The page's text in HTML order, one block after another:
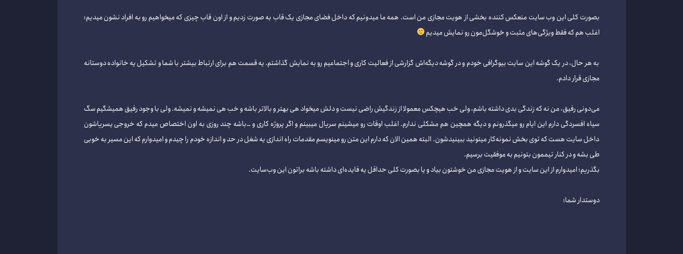
بصورت کلی این وب سایت منعکس کننده بخشی از هویت مجازی من است. همه ما میدونیم که داخل فضای مجازی یک قاب به صورت زدیم و از اون قاب چیزی که میخواهیم رو به افراد نشون میدیم؛
اغلب هم که فقط ویژگی‌های مثبت و خوشگل‌مون رو نمایش میدیم
به هر حال، در یک گوشه این سایت بیوگرافی خودم و در گوشه دیگه‌اش گزارشی از فعالیت کاری و اجتماعیم رو به نمایش گذاشتم. یه قسمت هم برای ارتباط بیشتر با شما و تشکیل یه خانواده دوستانه
مجازی قرار دادم.
می‌دونی رفیق، من نه که زندگی بدی داشته باشم، ولی خب هیچکس معمولا از زندگیش راضی نیست و دلش میخواد هی بهتر و بالاتر باشه و خب هی نمیشه و نمیشه. ولی با وجود رفیق همیشگیم سگ
سیاه افسردگی دارم این ایام رو میگذرونم و دیگه همچین هم مشکلی ندارم. اغلب اوقات رو میشینم سریال میبینم و اگر پروژه کاری و …باشه چند روزی به اون اختصاص میدم که خروجی یسریاشون
داخل سایت هست که توی بخش نمونه‌کار میتونید ببینیدشون. البته همین الان که دارم این متن رو مینویسم مقدمات راه اندازی یه شغل در حد و اندازه خودم را چیدم و امیدوارم که این مسیر به خوبی
طی بشه و در کنار تیممون بتونیم به موفقیت‌ برسیم.
بگذریم؛ امیدوارم از این سایت و از هویت مجازی من خوشتون بیاد و یا بصورت کلی حداقل یه فایده‌ای داشته باشه براتون این وب‌سایت.
دوستدار شما؛